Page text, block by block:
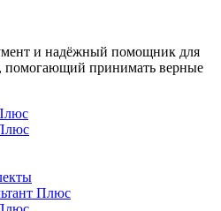
и надёжный помощник для
помогающий принимать верные
Плюс